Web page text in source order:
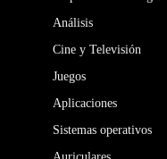
Análisis
Cine y Televisión
Juegos
Aplicaciones
Sistemas operativos